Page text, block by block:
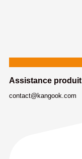
Assistance produit
contact@kangook.com